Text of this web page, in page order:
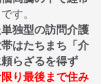
す。
独型の訪問介護
はたちまち「介
らざるを得ず
限り最後まで住み